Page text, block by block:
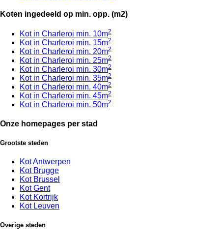
Koten ingedeeld op min. opp. (m2)
Kot in Charleroi min. 10m2
Kot in Charleroi min. 15m2
Kot in Charleroi min. 20m2
Kot in Charleroi min. 25m2
Kot in Charleroi min. 30m2
Kot in Charleroi min. 35m2
Kot in Charleroi min. 40m2
Kot in Charleroi min. 45m2
Kot in Charleroi min. 50m2
Onze homepages per stad
Grootste steden
Kot Antwerpen
Kot Brugge
Kot Brussel
Kot Gent
Kot Kortrijk
Kot Leuven
Overige steden